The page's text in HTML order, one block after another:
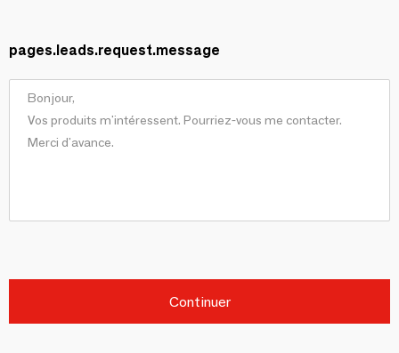
pages.leads.request.message
Continuer